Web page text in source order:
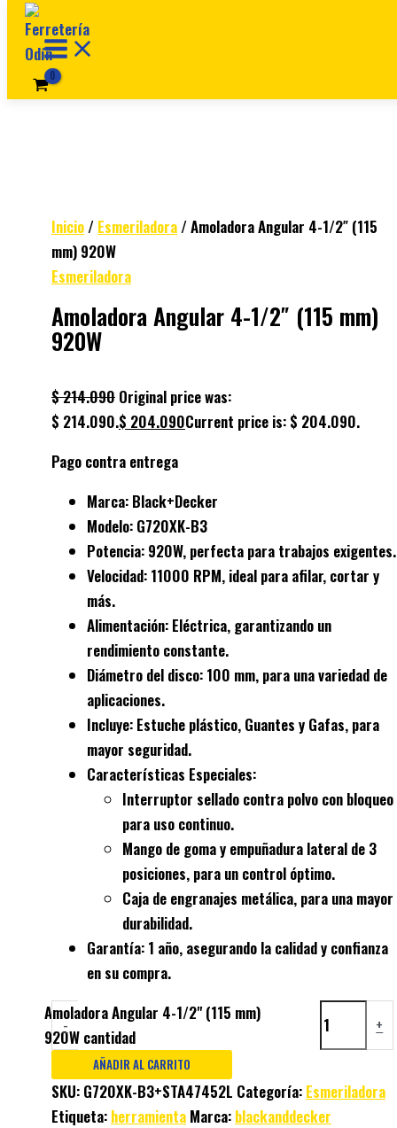
Ir al contenido
Inicio/ Esmeriladora/ Amoladora Angular 4-1/2″ (115
mm) 920W
Esmeriladora
Amoladora Angular 4-1/2″ (115 mm)
920W
$214.090 Original price was:
$ 214.090.$ 204.090Current price is: $ 204.090.
Pago contra entrega
Marca: Black+Decker
Modelo: G720XK-B3
Potencia: 920W, perfecta para trabajos exigentes.
Velocidad: 11000 RPM, ideal para afilar, cortar y
más.
Alimentación: Eléctrica, garantizando un
rendimiento constante.
Diámetro del disco: 100 mm, para una variedad de
aplicaciones.
Incluye: Estuche plástico, Guantes y Gafas, para
mayor seguridad.
Características Especiales:
Interruptor sellado contra polvo con bloqueo
para uso continuo.
Mango de goma y empuñadura lateral de 3
posiciones, para un control óptimo.
Caja de engranajes metálica, para una mayor
durabilidad.
Garantía: 1 año, asegurando la calidad y confianza
en su compra.
-
Amoladora Angular 4-1/2" (115 mm)
920W cantidad
+
AÑADIR AL CARRITO
SKU: G720XK-B3+STA47452L Categoría: Esmeriladora
Etiqueta: herramienta Marca: blackanddecker